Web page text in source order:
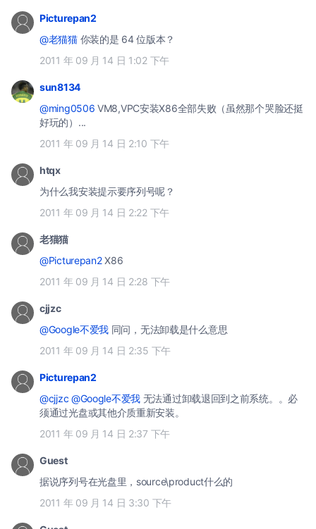
Picturepan2
@老猫猫你装的是 64 位版本？
2011 年 09 月 14 日 1:02 下午
sun8134
@ming0506 VM8,VPC安装X86全部失败（虽然那个哭脸还挺
好玩的）...
2011 年 09 月 14 日 2:10 下午
htqx
为什么我安装提示要序列号呢？
2011 年 09 月 14 日 2:22 下午
老猫猫
@Picturepan2X86
2011 年 09 月 14 日 2:28 下午
cjjzc
@Google不爱我 同问，无法卸载是什么意思
2011 年 09 月 14 日 2:35 下午
Picturepan2
@cjjzc @Google不爱我无法通过卸载退回到之前系统。。必
须通过光盘或其他介质重新安装。
2011 年 09 月 14 日 2:37 下午
Guest
据说序列号在光盘里，source\product什么的
2011 年 09 月 14 日 3:30 下午